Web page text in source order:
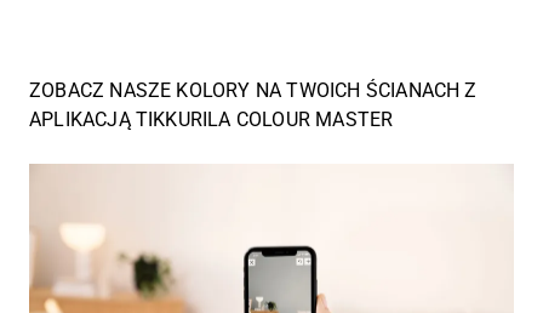
ZOBACZ NASZE KOLORY NA TWOICH ŚCIANACH Z
APLIKACJĄ TIKKURILA COLOUR MASTER